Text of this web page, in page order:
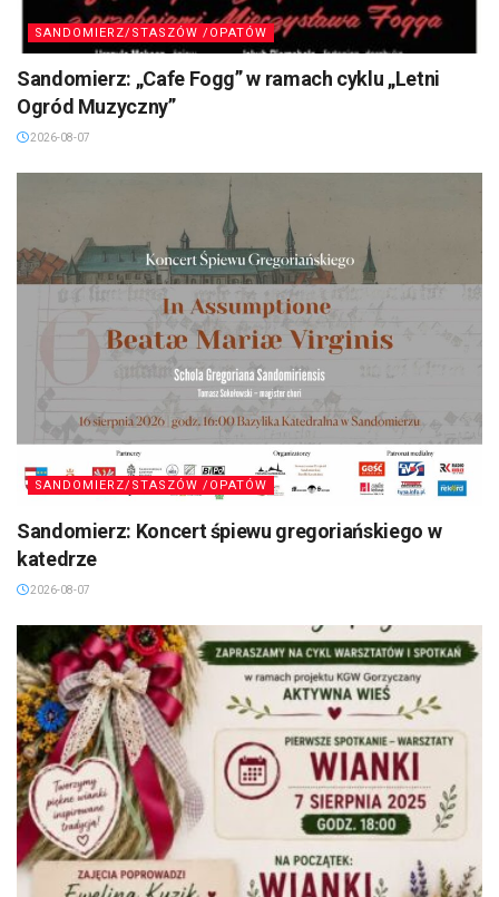
SANDOMIERZ/STASZÓW /OPATÓW
Sandomierz: „Cafe Fogg” w ramach cyklu „Letni
Ogród Muzyczny”
2026-08-07
SANDOMIERZ/STASZÓW /OPATÓW
Sandomierz: Koncert śpiewu gregoriańskiego w
katedrze
2026-08-07